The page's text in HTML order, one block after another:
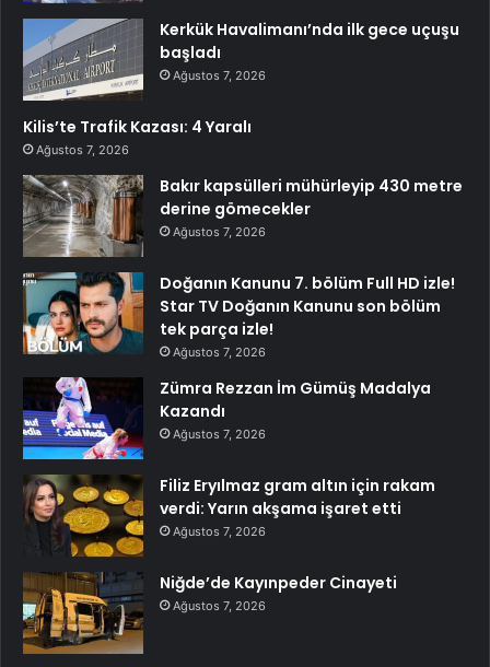
Kerkük Havalimanı’nda ilk gece uçuşu
başladı
Ağustos 7, 2026
Kilis’te Trafik Kazası: 4 Yaralı
Ağustos 7, 2026
Bakır kapsülleri mühürleyip 430 metre
derine gömecekler
Ağustos 7, 2026
Doğanın Kanunu 7. bölüm Full HD izle!
Star TV Doğanın Kanunu son bölüm
tek parça izle!
Ağustos 7, 2026
Zümra Rezzan İm Gümüş Madalya
Kazandı
Ağustos 7, 2026
Filiz Eryılmaz gram altın için rakam
verdi: Yarın akşama işaret etti
Ağustos 7, 2026
Niğde’de Kayınpeder Cinayeti
Ağustos 7, 2026